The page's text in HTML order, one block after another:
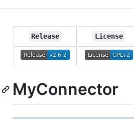
Release License
MyConnector